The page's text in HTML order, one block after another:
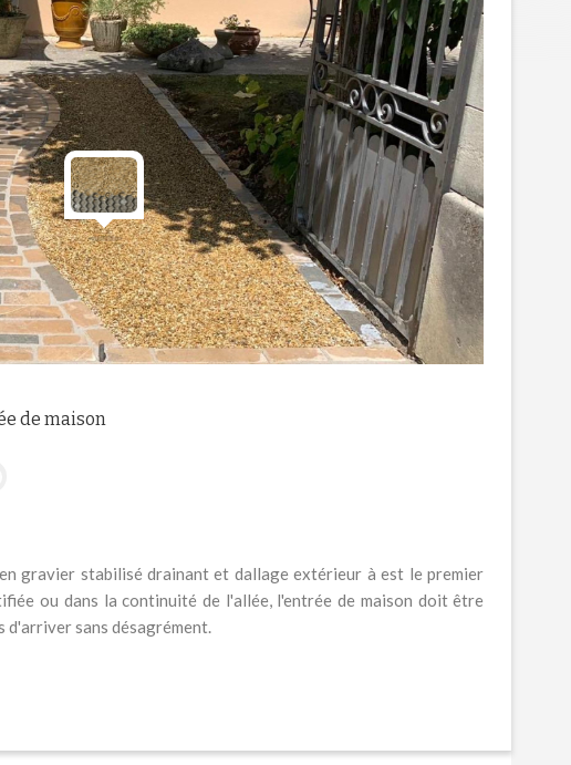
de maison
gravier stabilisé drainant et dallage extérieur à est le premier
ou dans la continuité de l'allée, l'entrée de maison doit être
d'arriver sans désagrément.